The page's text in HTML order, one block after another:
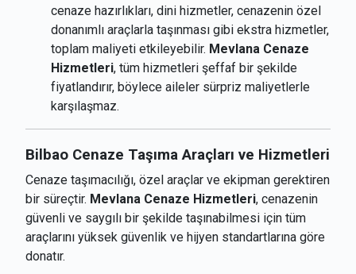
cenaze hazırlıkları, dini hizmetler, cenazenin özel
donanımlı araçlarla taşınması gibi ekstra hizmetler,
toplam maliyeti etkileyebilir. Mevlana Cenaze
Hizmetleri, tüm hizmetleri şeffaf bir şekilde
fiyatlandırır, böylece aileler sürpriz maliyetlerle
karşılaşmaz.
Bilbao Cenaze Taşıma Araçları ve Hizmetleri
Cenaze taşımacılığı, özel araçlar ve ekipman gerektiren
bir süreçtir. Mevlana Cenaze Hizmetleri, cenazenin
güvenli ve saygılı bir şekilde taşınabilmesi için tüm
araçlarını yüksek güvenlik ve hijyen standartlarına göre
donatır.